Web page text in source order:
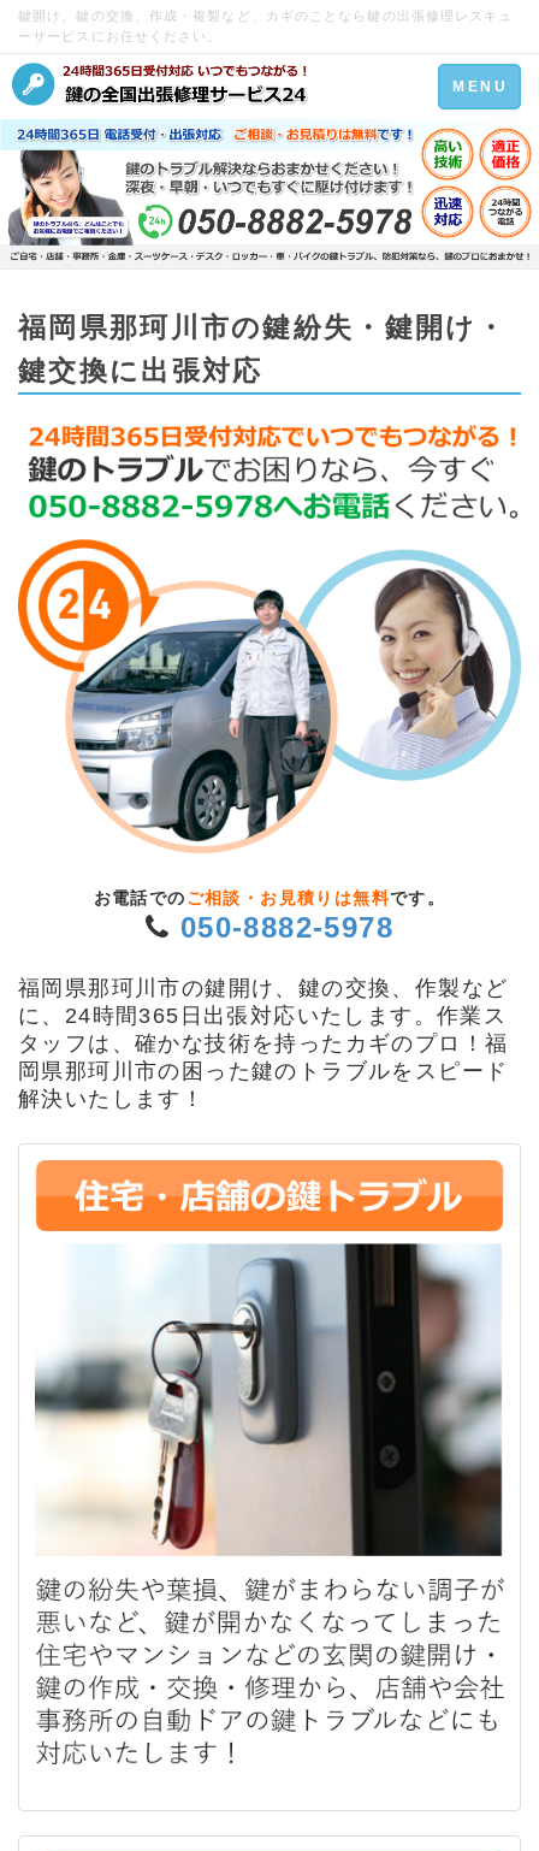
鍵開け、鍵の交換、作成・複製など、カギのことなら鍵の出張修理レスキュ
ーサービスにお任せください。
Toggle
navigation
MENU
福岡県那珂川市の鍵紛失・鍵開け・
鍵交換に出張対応
お電話での ご相談・お見積りは無料です。
050-8882-5978
福岡県那珂川市の鍵開け、鍵の交換、作製など
に、24時間365日出張対応いたします。作業ス
タッフは、確かな技術を持ったカギのプロ！福
岡県那珂川市の困った鍵のトラブルをスピード
解決いたします！